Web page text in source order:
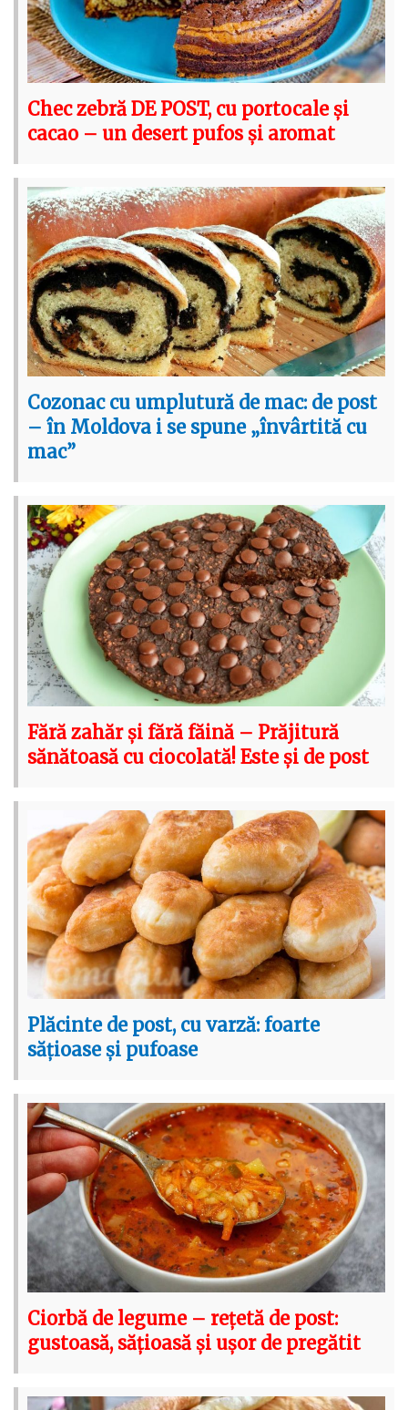
Chec zebră DE POST, cu portocale și
cacao – un desert pufos și aromat
Cozonac cu umplutură de mac: de post
– în Moldova i se spune „învârtită cu
mac”
Fără zahăr și fără făină – Prăjitură
sănătoasă cu ciocolată! Este și de post
Plăcinte de post, cu varză: foarte
sățioase și pufoase
Ciorbă de legume – rețetă de post:
gustoasă, sățioasă și ușor de pregătit